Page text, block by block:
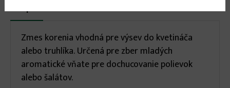
infos
Popis(aktívna
karta)
Zmes korenia vhodná pre výsev do kvetináča
alebo truhlíka. Určená pre zber mladých
aromatické vňate pre dochucovanie polievok
alebo šalátov.